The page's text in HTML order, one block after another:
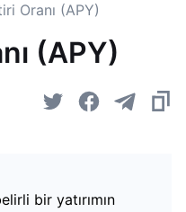
Oranı (APY)
(APY)
bir yatırımın